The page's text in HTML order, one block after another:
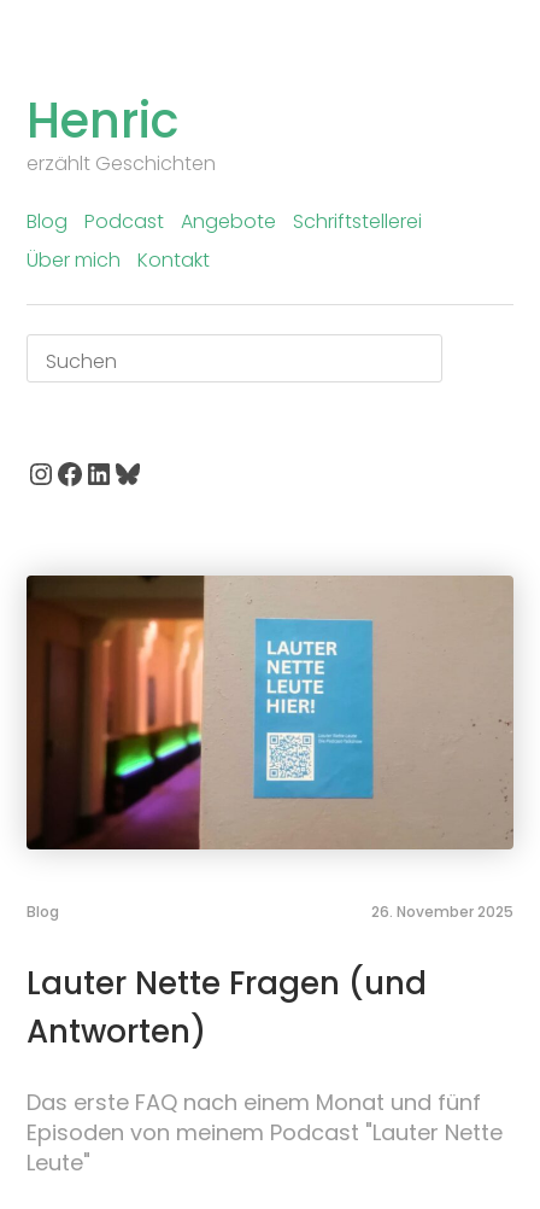
to
content
Henric
erzählt Geschichten
Blog Podcast Angebote
Schriftstellerei
Über mich
Kontakt
Suchen
Instagram
Facebook
LinkedIn
Bluesky
26. November 2025
Blog
Lauter Nette Fragen (und
Antworten)
Das erste FAQ nach einem Monat und fünf
Episoden von meinem Podcast "Lauter Nette
Leute"